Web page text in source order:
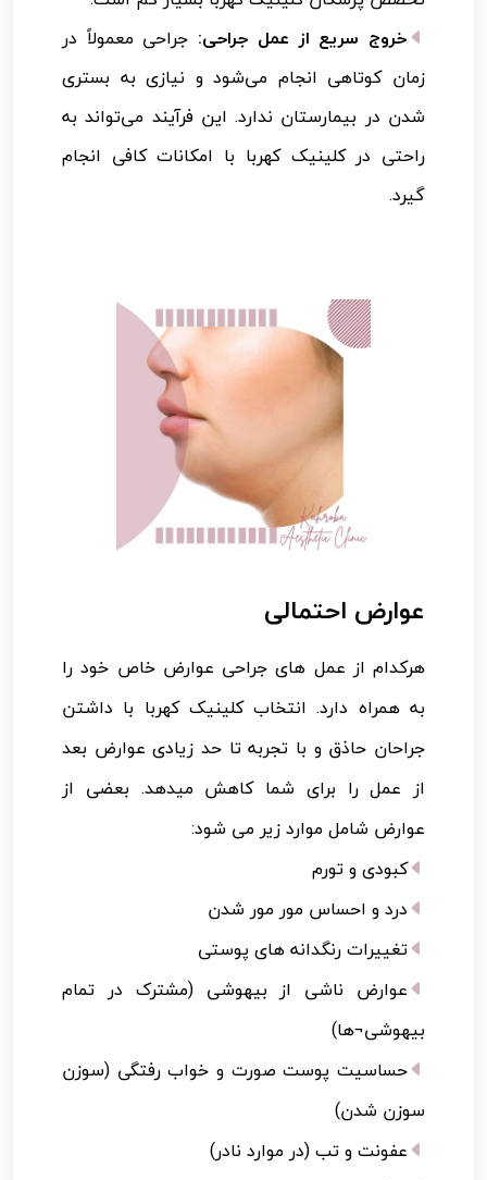
خروج سریع از عمل جراحی: جراحی معمولاً در
زمان کوتاهی انجام می‌شود و نیازی به بستری
شدن در بیمارستان ندارد. این فرآیند می‌تواند به
راحتی در کلینیک کهربا با امکانات کافی انجام
گیرد.
عوارض احتمالی
هرکدام از عمل های جراحی عوارض خاص خود را
به همراه دارد. انتخاب کلینیک کهربا با داشتن
جراحان حاذق و با تجربه تا حد زیادی عوارض بعد
از عمل را برای شما کاهش میدهد. بعضی از
عوارض شامل موارد زیر می شود:
کبودی و تورم
درد و احساس مور مور شدن
تغییرات رنگدانه های پوستی
عوارض ناشی از بیهوشی (مشترک در تمام
بیهوشی¬ها)
حساسیت پوست صورت و خواب رفتگی (سوزن
سوزن شدن)
عفونت و تب (در موارد نادر)